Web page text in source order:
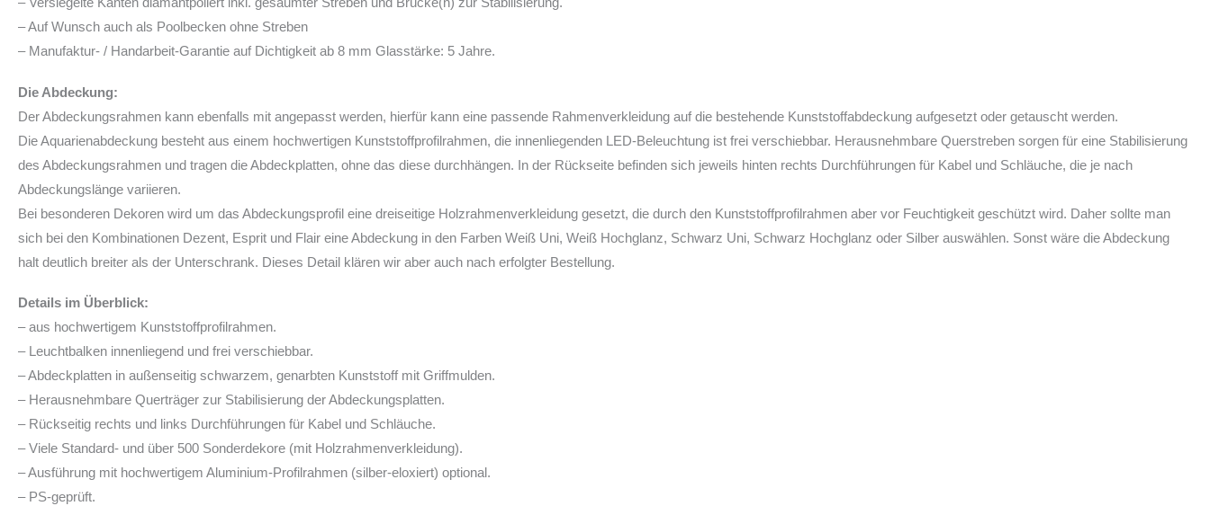
– Auf Wunsch auch als Poolbecken ohne Streben
– Manufaktur- / Handarbeit-Garantie auf Dichtigkeit ab 8 mm Glasstärke: 5 Jahre.
Die Abdeckung:
Der Abdeckungsrahmen kann ebenfalls mit angepasst werden, hierfür kann eine passende Rahmenverkleidung auf die bestehende Kunststoffabdeckung aufgesetzt oder getauscht werden.
Die Aquarienabdeckung besteht aus einem hochwertigen Kunststoffprofilrahmen, die innenliegenden LED-Beleuchtung ist frei verschiebbar. Herausnehmbare Querstreben sorgen für eine Stabilisierung
des Abdeckungsrahmen und tragen die Abdeckplatten, ohne das diese durchhängen. In der Rückseite befinden sich jeweils hinten rechts Durchführungen für Kabel und Schläuche, die je nach
Abdeckungslänge variieren.
Bei besonderen Dekoren wird um das Abdeckungsprofil eine dreiseitige Holzrahmenverkleidung gesetzt, die durch den Kunststoffprofilrahmen aber vor Feuchtigkeit geschützt wird. Daher sollte man
sich bei den Kombinationen Dezent, Esprit und Flair eine Abdeckung in den Farben Weiß Uni, Weiß Hochglanz, Schwarz Uni, Schwarz Hochglanz oder Silber auswählen. Sonst wäre die Abdeckung
halt deutlich breiter als der Unterschrank. Dieses Detail klären wir aber auch nach erfolgter Bestellung.
Details im Überblick:
– aus hochwertigem Kunststoffprofilrahmen.
– Leuchtbalken innenliegend und frei verschiebbar.
– Abdeckplatten in außenseitig schwarzem, genarbten Kunststoff mit Griffmulden.
– Herausnehmbare Querträger zur Stabilisierung der Abdeckungsplatten.
– Rückseitig rechts und links Durchführungen für Kabel und Schläuche.
– Viele Standard- und über 500 Sonderdekore (mit Holzrahmenverkleidung).
– Ausführung mit hochwertigem Aluminium-Profilrahmen (silber-eloxiert) optional.
– PS-geprüft.